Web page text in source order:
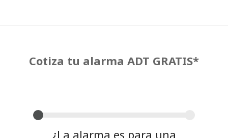
Cotiza tu alarma ADT GRATIS*
¿La alarma es para una